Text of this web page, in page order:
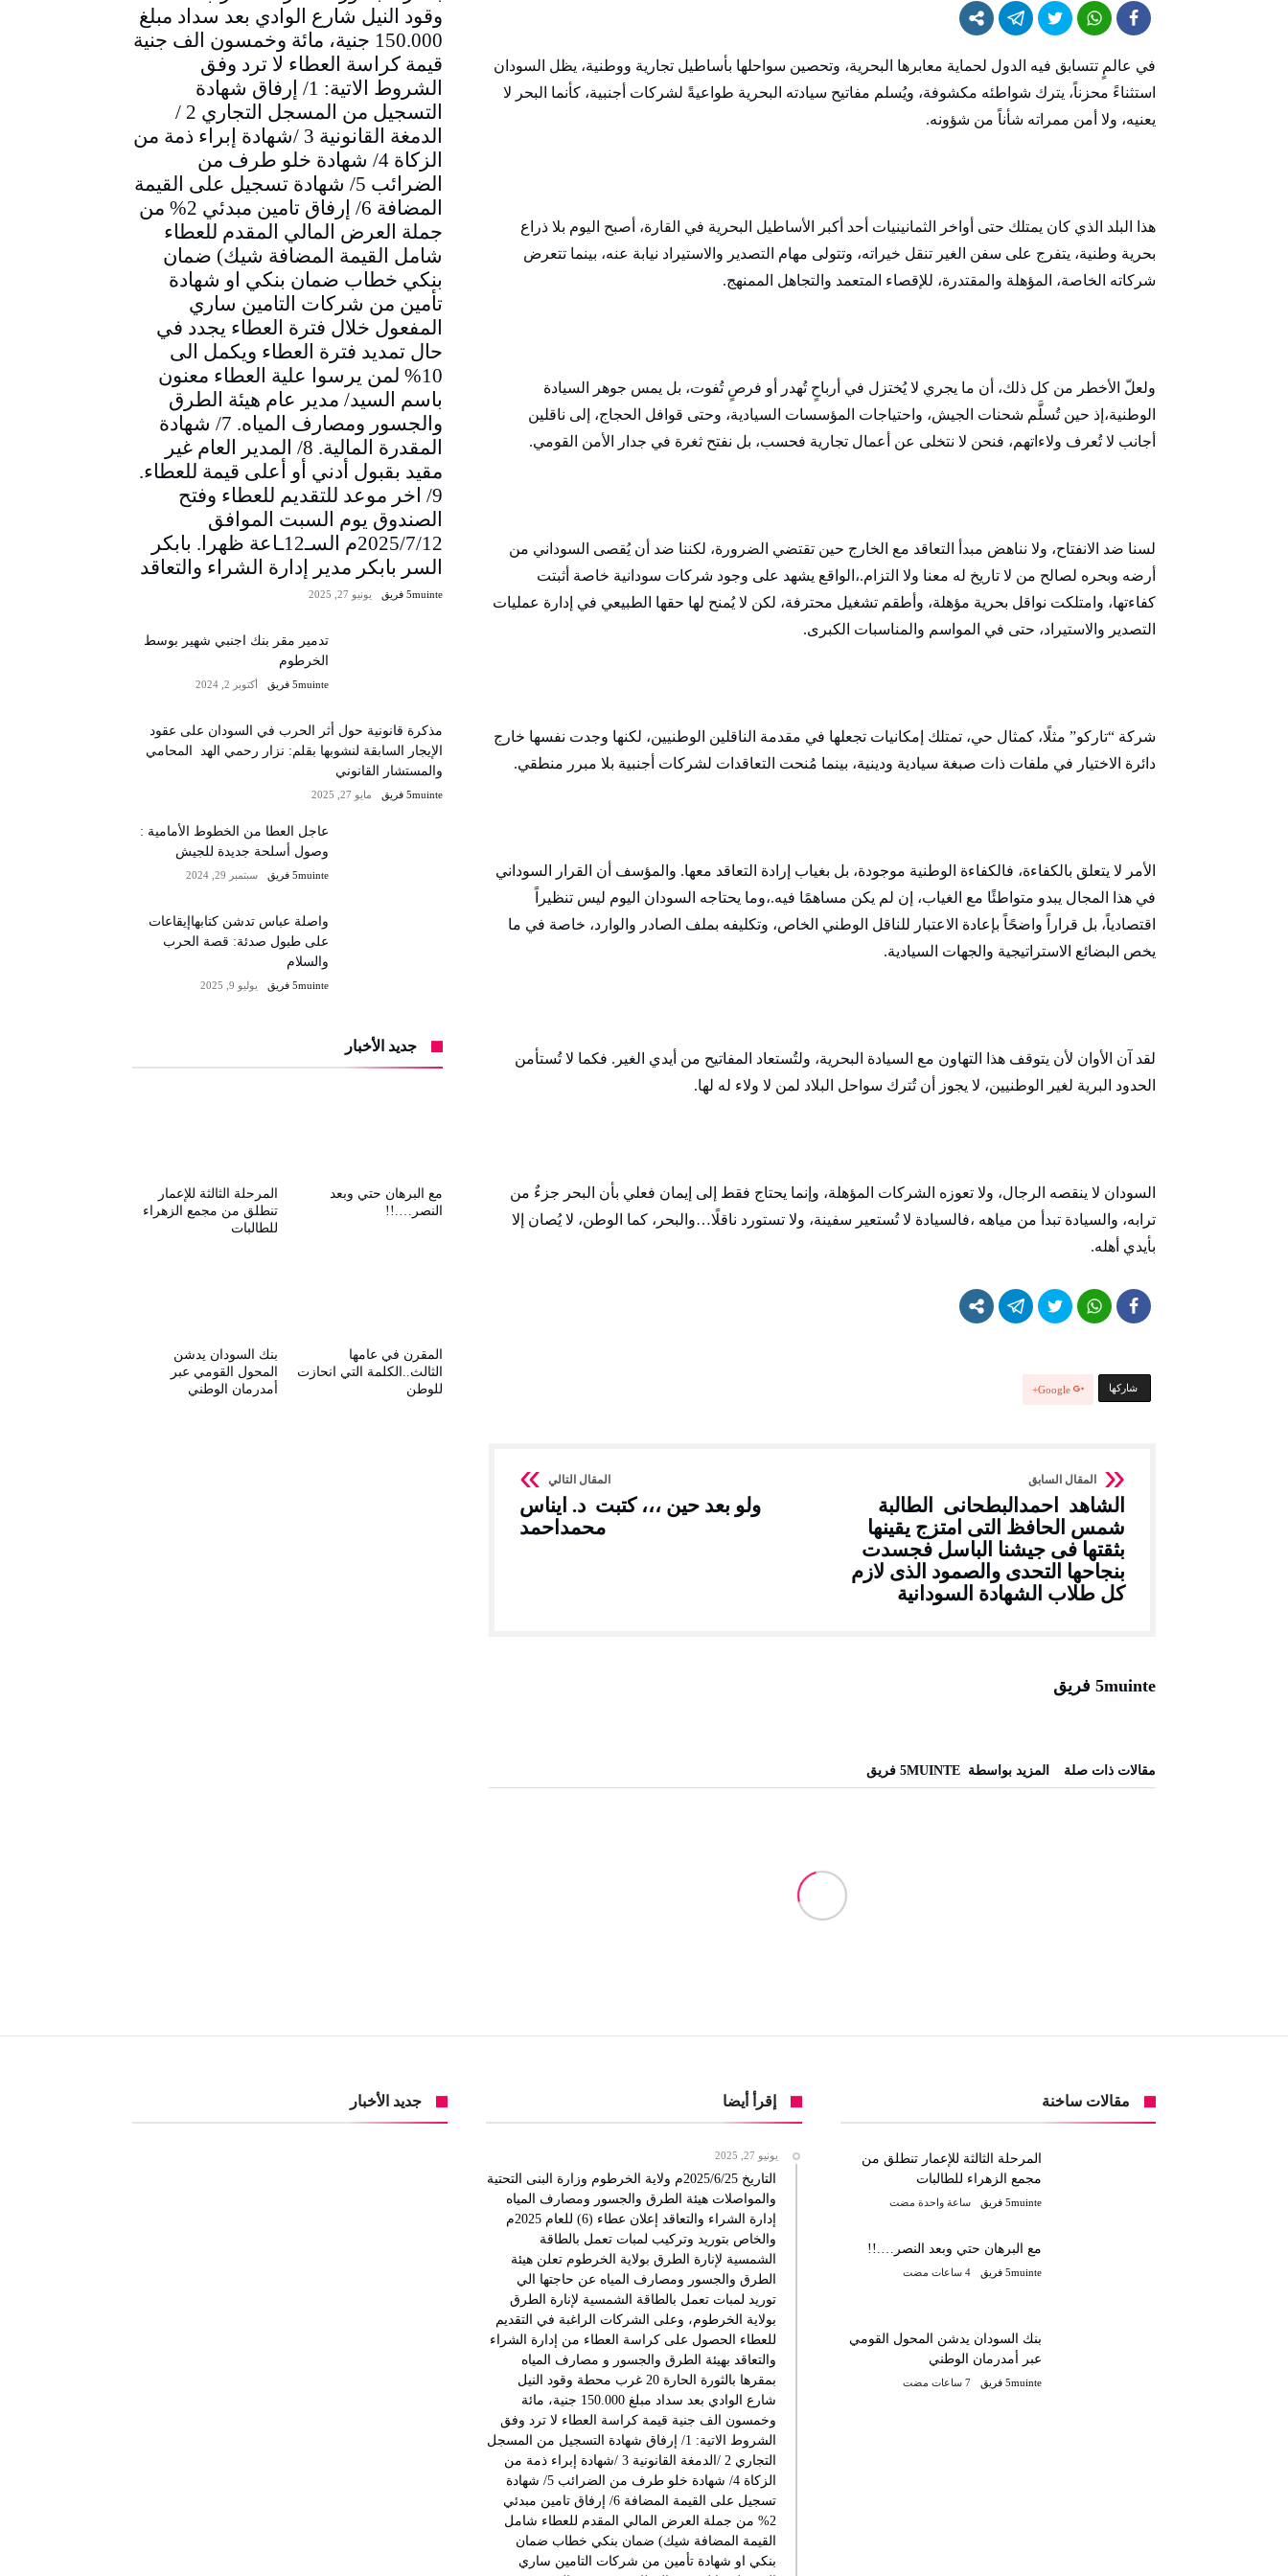
في عالمٍ تتسابق فيه الدول لحماية معابرها البحرية، وتحصين سواحلها بأساطيل تجارية ووطنية، يظل السودان
استثناءً محزناً، يترك شواطئه مكشوفة، ويُسلم مفاتيح سيادته البحرية طواعيةً لشركات أجنبية، كأنما البحر لا
يعنيه، ولا أمن ممراته شأناً من شؤونه.
هذا البلد الذي كان يمتلك حتى أواخر الثمانينيات أحد أكبر الأساطيل البحرية في القارة، أصبح اليوم بلا ذراع
بحرية وطنية، يتفرج على سفن الغير تنقل خيراته، وتتولى مهام التصدير والاستيراد نيابة عنه، بينما تتعرض
شركاته الخاصة، المؤهلة والمقتدرة، للإقصاء المتعمد والتجاهل الممنهج.
ولعلّ الأخطر من كل ذلك، أن ما يجري لا يُختزل في أرباحٍ تُهدر أو فرصٍ تُفوت، بل يمس جوهر السيادة
الوطنية،إذ حين تُسلَّم شحنات الجيش، واحتياجات المؤسسات السيادية، وحتى قوافل الحجاج، إلى ناقلين
أجانب لا تُعرف ولاءاتهم، فنحن لا نتخلى عن أعمال تجارية فحسب، بل نفتح ثغرة في جدار الأمن القومي.
لسنا ضد الانفتاح، ولا نناهض مبدأ التعاقد مع الخارج حين تقتضي الضرورة، لكننا ضد أن يُقصى السوداني من
أرضه وبحره لصالح من لا تاريخ له معنا ولا التزام.،الواقع يشهد على وجود شركات سودانية خاصة أثبتت
كفاءتها، وامتلكت نواقل بحرية مؤهلة، وأطقم تشغيل محترفة، لكن لا يُمنح لها حقها الطبيعي في إدارة عمليات
التصدير والاستيراد، حتى في المواسم والمناسبات الكبرى.
شركة “تاركو” مثلًا، كمثال حي، تمتلك إمكانيات تجعلها في مقدمة الناقلين الوطنيين، لكنها وجدت نفسها خارج
دائرة الاختيار في ملفات ذات صبغة سيادية ودينية، بينما مُنحت التعاقدات لشركات أجنبية بلا مبرر منطقي.
الأمر لا يتعلق بالكفاءة، فالكفاءة الوطنية موجودة، بل بغياب إرادة التعاقد معها. والمؤسف أن القرار السوداني
في هذا المجال يبدو متواطئًا مع الغياب، إن لم يكن مساهمًا فيه.،وما يحتاجه السودان اليوم ليس تنظيراً
اقتصادياً، بل قراراً واضحًاً بإعادة الاعتبار للناقل الوطني الخاص، وتكليفه بملف الصادر والوارد، خاصة في ما
يخص البضائع الاستراتيجية والجهات السيادية.
لقد آن الأوان لأن يتوقف هذا التهاون مع السيادة البحرية، ولتُستعاد المفاتيح من أيدي الغير. فكما لا تُستأمن
الحدود البرية لغير الوطنيين، لا يجوز أن تُترك سواحل البلاد لمن لا ولاء له لها.
السودان لا ينقصه الرجال، ولا تعوزه الشركات المؤهلة، وإنما يحتاج فقط إلى إيمان فعلي بأن البحر جزءٌ من
ترابه، والسيادة تبدأ من مياهه ،فالسيادة لا تُستعير سفينة، ولا تستورد ناقلًا…والبحر، كما الوطن، لا يُصان إلا
بأيدي أهله.
‫‫ شاركها‬ Google+
الشاهد احمدالبطحانى الطالبة
شمس الحافظ التى امتزج يقينها
بثقتها فى جيشنا الباسل فجسدت
بنجاحها التحدى والصمود الذى لازم
كل طلاب الشهادة السودانية
ولو بعد حين ،،، كتبت د. ايناس
محمداحمد
5muinte فريق
‫مقالات ذات صلة‬ ‫‫المزيد بواسطة‬ ‬ 5MUINTE فريق
وقود النيل شارع الوادي بعد سداد مبلغ
150.000 جنية، مائة وخمسون الف جنية
قيمة كراسة العطاء لا ترد وفق
الشروط الاتية: 1/ إرفاق شهادة
التسجيل من المسجل التجاري 2 /
الدمغة القانونية 3 /شهادة إبراء ذمة من
الزكاة 4/ شهادة خلو طرف من
الضرائب 5/ شهادة تسجيل على القيمة
المضافة 6/ إرفاق تامين مبدئي 2% من
جملة العرض المالي المقدم للعطاء
شامل القيمة المضافة شيك) ضمان
بنكي خطاب ضمان بنكي او شهادة
تأمين من شركات التامين ساري
المفعول خلال فترة العطاء يجدد في
حال تمديد فترة العطاء ويكمل الى
10% لمن يرسوا علية العطاء معنون
باسم السيد/ مدير عام هيئة الطرق
والجسور ومصارف المياه. 7/ شهادة
المقدرة المالية. 8/ المدير العام غير
مقيد بقبول أدني أو أعلى قيمة للعطاء.
9/ اخر موعد للتقديم للعطاء وفتح
الصندوق يوم السبت الموافق
2025/7/12م السـ12ـاعة ظهرا. بابكر
السر بابكر مدير إدارة الشراء والتعاقد
5muinte فريق يونيو 27, 2025
تدمير مقر بنك اجنبي شهير بوسط
الخرطوم
5muinte فريق أكتوبر 2, 2024
مذكرة قانونية حول أثر الحرب في السودان على عقود
الإيجار السابقة لنشوبها بقلم: نزار رحمي الهد المحامي
والمستشار القانوني
5muinte فريق مايو 27, 2025
عاجل العطا من الخطوط الأمامية :
وصول أسلحة جديدة للجيش
5muinte فريق سبتمبر 29, 2024
واصلة عباس تدشن كتابهاإيقاعات
على طبول صدئة: قصة الحرب
والسلام
5muinte فريق يوليو 9, 2025
جديد الأخبار
المرحلة الثالثة للإعمار
تنطلق من مجمع الزهراء
للطالبات
مع البرهان حتي وبعد
النصر….!!
بنك السودان يدشن
المحول القومي عبر
أمدرمان الوطني
المقرن في عامها
الثالث..الكلمة التي انحازت
للوطن
مقالات ساخنة
المرحلة الثالثة للإعمار تنطلق من
مجمع الزهراء للطالبات
5muinte فريق ‫‫‫‏‫ساعة واحدة مضت‬
مع البرهان حتي وبعد النصر….!!
5muinte فريق
بنك السودان يدشن المحول القومي
عبر أمدرمان الوطني
5muinte فريق
إقرأ أيضا
يونيو 27, 2025
التاريخ 2025/6/25م ولاية الخرطوم وزارة البنى التحتية
والمواصلات هيئة الطرق والجسور ومصارف المياه
إدارة الشراء والتعاقد إعلان عطاء (6) للعام 2025م
والخاص بتوريد وتركيب لمبات تعمل بالطاقة
الشمسية لإنارة الطرق بولاية الخرطوم تعلن هيئة
الطرق والجسور ومصارف المياه عن حاجتها الي
توريد لمبات تعمل بالطاقة الشمسية لإنارة الطرق
بولاية الخرطوم، وعلى الشركات الراغبة في التقديم
للعطاء الحصول على كراسة العطاء من إدارة الشراء
والتعاقد بهيئة الطرق والجسور و مصارف المياه
بمقرها بالثورة الحارة 20 غرب محطة وقود النيل
شارع الوادي بعد سداد مبلغ 150.000 جنية، مائة
وخمسون الف جنية قيمة كراسة العطاء لا ترد وفق
الشروط الاتية: 1/ إرفاق شهادة التسجيل من المسجل
التجاري 2 /الدمغة القانونية 3 /شهادة إبراء ذمة من
الزكاة 4/ شهادة خلو طرف من الضرائب 5/ شهادة
تسجيل على القيمة المضافة 6/ إرفاق تامين مبدئي
2% من جملة العرض المالي المقدم للعطاء شامل
القيمة المضافة شيك) ضمان بنكي خطاب ضمان
بنكي او شهادة تأمين من شركات التامين ساري
جديد الأخبار